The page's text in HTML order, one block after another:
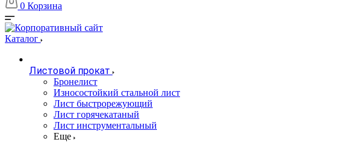
0 Корзина
Каталог
Листовой прокат
Бронелист
Износостойкий стальной лист
Лист быстрорежующий
Лист горячекатаный
Лист инструментальный
Еще